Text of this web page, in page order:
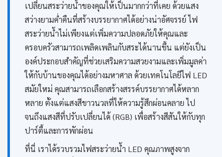
เปลี่ยนสระว่ายน้ำของคุณให้เป็นมากกว่าที่เคย ด้วยแสง
สว่างยามค่ำคืนที่สร้างบรรยากาศได้อย่างน่าอัศจรรย์ ไฟ
สระว่ายน้ำไม่เพียงแต่เพิ่มความปลอดภัยให้คุณและ
ครอบครัวสามารถเพลิดเพลินกับสระได้นานขึ้น แต่ยังเป็น
องค์ประกอบสำคัญที่ช่วยเสริมความสวยงามและเพิ่มมูลค่า
ให้กับบ้านของคุณได้อย่างมหาศาล ด้วยเทคโนโลยีไฟ LED
สมัยใหม่ คุณสามารถเลือกสร้างสรรค์บรรยากาศได้หลาก
หลาย ตั้งแต่แสงสีขาวนวลที่ให้ความรู้สึกผ่อนคลาย ไป
จนถึงแสงสีที่ปรับเปลี่ยนได้ (RGB) เพื่อสร้างสีสันให้กับทุก
ปาร์ตี้และการพักผ่อน
ที่นี่ เราได้รวบรวมไฟสระว่ายน้ำ LED คุณภาพสูงจาก